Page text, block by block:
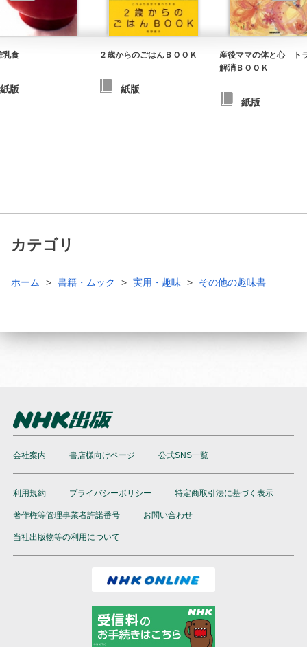
乳食
紙版
２歳からのごはんＢＯＯＫ
紙版
産後ママの体と心 ト
解消ＢＯＯＫ
紙版
カテゴリ
ホーム 書籍・ムック 実用・趣味 その他の趣味書
会社案内 書店様向けページ 公式SNS一覧
利用規約 プライバシーポリシー 特定商取引法に基づく表示
著作権等管理事業者許諾番号 お問い合わせ
当社出版物等の利用について